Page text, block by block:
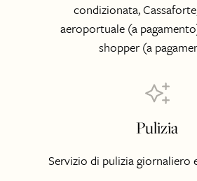
condizionata,
aeroportuale (a
shopper (a
Pulizia
Servizio di pulizia giornaliero